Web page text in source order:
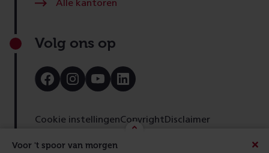
Voor 't spoor van morgen
Alle kantoren
Volg ons op
Bezoek
onze
Bezoek
onze
Bezoek
onze
Bezoek
onze
Cookie instellingenCopyright Disclaimer